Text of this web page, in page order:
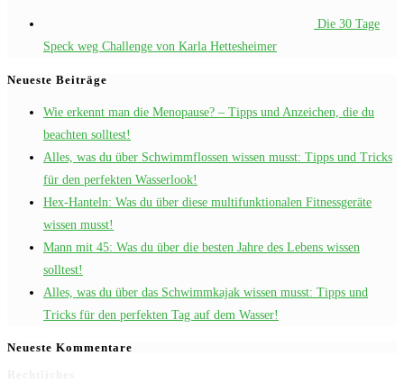
Die 30 Tage
Speck weg Challenge von Karla Hettesheimer
Neueste Beiträge
Wie erkennt man die Menopause? – Tipps und Anzeichen, die du
beachten solltest!
Alles, was du über Schwimmflossen wissen musst: Tipps und Tricks
für den perfekten Wasserlook!
Hex-Hanteln: Was du über diese multifunktionalen Fitnessgeräte
wissen musst!
Mann mit 45: Was du über die besten Jahre des Lebens wissen
solltest!
Alles, was du über das Schwimmkajak wissen musst: Tipps und
Tricks für den perfekten Tag auf dem Wasser!
Neueste Kommentare